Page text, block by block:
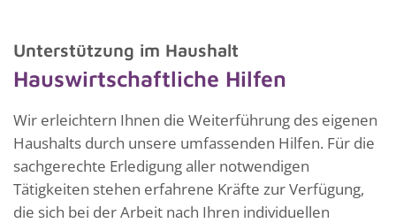
Unterstützung im Haushalt
Hauswirtschaftliche Hilfen
Wir erleichtern Ihnen die Weiter­füh­rung des eigenen
Haushalts durch unsere umfassenden Hilfen. Für die
sachgerechte Erledigung aller notwendigen
Tätigkeiten stehen erfahrene Kräfte zur Verfügung,
die sich bei der Arbeit nach Ihren individuellen